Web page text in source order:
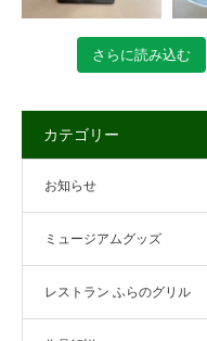
さらに読み込む
カテゴリー
お知らせ
ミュージアムグッズ
レストラン ふらのグリル